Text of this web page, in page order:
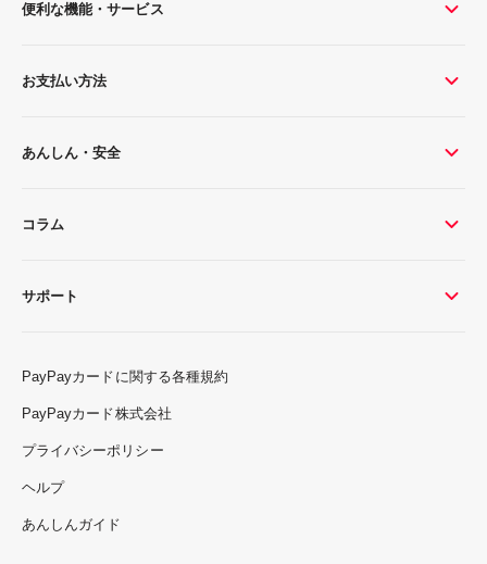
便利な機能・サービス
お支払い方法
あんしん・安全
コラム
サポート
PayPayカードに関する各種規約
PayPayカード株式会社
プライバシーポリシー
ヘルプ
あんしんガイド